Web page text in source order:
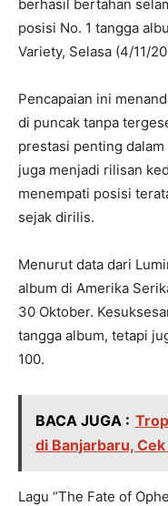
berhasil bertahan
posisi No. 1 tangga
Variety, Selasa (4/11/
Pencapaian ini
di puncak tanpa
prestasi penting
juga menjadi rilisan
menempati posisi
sejak dirilis.
Menurut data dari
album di Amerika
30 Oktober.
tangga album, tetapi
100.
BACA JUGA :
di Banjarbaru,
Lagu “The Fate of